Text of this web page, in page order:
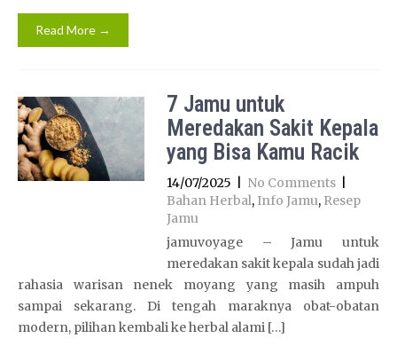
Read More →
7 Jamu untuk
Meredakan Sakit Kepala
yang Bisa Kamu Racik
14/07/2025 No Comments
Bahan Herbal, Info Jamu, Resep
Jamu
jamuvoyage – Jamu untuk
meredakan sakit kepala sudah jadi
rahasia warisan nenek moyang yang masih ampuh
sampai sekarang. Di tengah maraknya obat-obatan
modern, pilihan kembali ke herbal alami […]